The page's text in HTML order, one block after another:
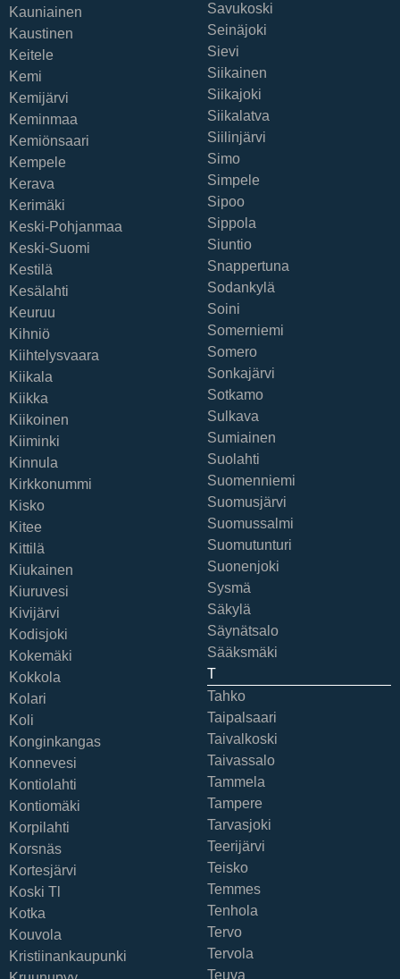
Kauniainen
Kaustinen
Keitele
Kemi
Kemijärvi
Keminmaa
Kemiönsaari
Kempele
Kerava
Kerimäki
Keski-Pohjanmaa
Keski-Suomi
Kestilä
Kesälahti
Keuruu
Kihniö
Kiihtelysvaara
Kiikala
Kiikka
Kiikoinen
Kiiminki
Kinnula
Kirkkonummi
Kisko
Kitee
Kittilä
Kiukainen
Kiuruvesi
Kivijärvi
Kodisjoki
Kokemäki
Kokkola
Kolari
Koli
Konginkangas
Konnevesi
Kontiolahti
Kontiomäki
Korpilahti
Korsnäs
Kortesjärvi
Koski Tl
Kotka
Kouvola
Kristiinankaupunki
Savukoski
Seinäjoki
Sievi
Siikainen
Siikajoki
Siikalatva
Siilinjärvi
Simo
Simpele
Sipoo
Sippola
Siuntio
Snappertuna
Sodankylä
Soini
Somerniemi
Somero
Sonkajärvi
Sotkamo
Sulkava
Sumiainen
Suolahti
Suomenniemi
Suomusjärvi
Suomussalmi
Suomutunturi
Suonenjoki
Sysmä
Säkylä
Säynätsalo
Sääksmäki
T
Tahko
Taipalsaari
Taivalkoski
Taivassalo
Tammela
Tampere
Tarvasjoki
Teerijärvi
Teisko
Temmes
Tenhola
Tervo
Tervola
Teuva